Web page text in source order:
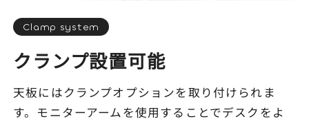
Clamp system
クランプ設置可能
天板にはクランプオプションを取り付けられま
す。モニターアームを使用することでデスクをよ